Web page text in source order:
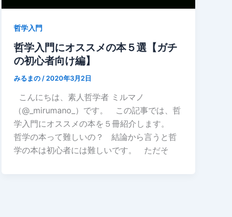
哲学入門
哲学入門にオススメの本５選【ガチ
の初心者向け編】
みるまの / 2020年3月2日
こんにちは、素人哲学者 ミルマノ
（@_mirumano_）です。 この記事では、哲
学入門にオススメの本を５冊紹介します。
哲学の本って難しいの？ 結論から言うと哲
学の本は初心者には難しいです。 ただそ